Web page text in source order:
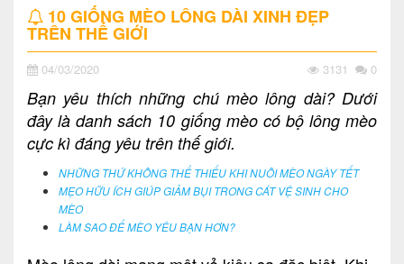
10 GIỐNG MÈO LÔNG DÀI XINH ĐẸP
TRÊN THẾ GIỚI
04/03/2020 3131 0
Bạn yêu thích những chú mèo lông dài? Dưới
đây là danh sách 10 giống mèo có bộ lông mèo
cực kì đáng yêu trên thế giới.
NHỮNG THỨ KHÔNG THỂ THIẾU KHI NUÔI MÈO NGÀY TẾT
MẸO HỮU ÍCH GIÚP GIẢM BỤI TRONG CÁT VỆ SINH CHO
MÈO
LÀM SAO ĐỂ MÈO YÊU BẠN HƠN?